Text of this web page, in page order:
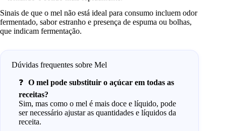
Sinais de que o mel não está ideal para consumo incluem odor
fermentado, sabor estranho e presença de espuma ou bolhas,
que indicam fermentação.
Dúvidas frequentes sobre Mel
O mel pode substituir o açúcar em todas as
receitas?
Sim, mas como o mel é mais doce e líquido, pode
ser necessário ajustar as quantidades e líquidos da
receita.